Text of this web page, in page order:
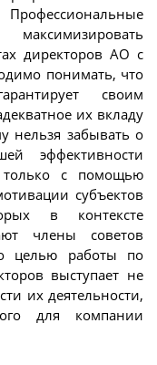
директоров АО с
понимать, что
своим
их вкладу
нельзя забывать о
эффективности
только с помощью
субъектов
в контексте
члены советов
целью работы по
выступает не
их деятельности,
для компании